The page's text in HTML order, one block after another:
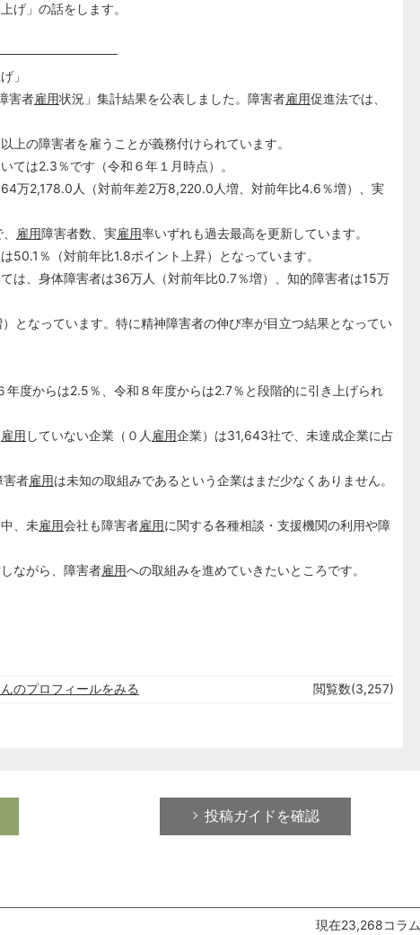
げ」の話をします。
」
害者雇用状況」集計結果を公表しました。障害者雇用促進法では、
上の障害者を雇うことが義務付けられています。
ては2.3％です（令和６年１月時点）。
万2,178.0人（対前年差2万8,220.0人増、対前年比4.6％増）、実
雇用障害者数、実雇用率いずれも過去最高を更新しています。
50.1％（対前年比1.8ポイント上昇）となっています。
は、身体障害者は36万人（対前年比0.7％増）、知的障害者は15万
となっています。特に精神障害者の伸び率が目立つ結果となってい
年度からは2.5％、令和８年度からは2.7％と段階的に引き上げられ
雇用 していない企業（０人 雇用企業）は31,643社で、未達成企業に占
害者雇用は未知の取組みであるという企業はまだ少なくありません。
、未雇用会社も障害者雇用に関する各種相談・支援機関の利用や障
ながら、障害者雇用への取組みを進めていきたいところです。
のプロフィールをみる 閲覧数(3,257)
投稿ガイドを確認
現在23,268コラム